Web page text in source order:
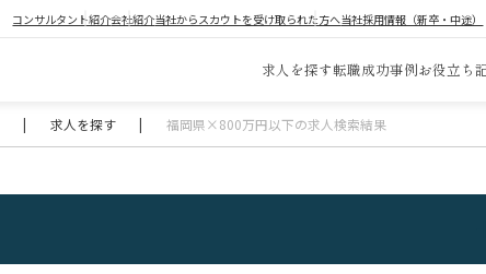
コンサルタント紹介会社紹介当社からスカウトを受け取られた方へ当社採用情報（新卒・中途）
求人を探す転職成功事例お役立ち
| 求人を探す | 福岡県×800万円以下の求人検索結果